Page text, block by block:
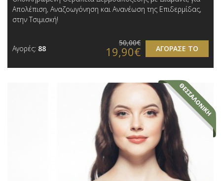
Απολέπιση, Αναζοωγόνηση και Ανανέωση της Επιδερμίδας,
στην Τσιμισκή!
Αγορές: 88 ΑΓΟΡΑΣΕ ΤΟ
50,00€
19,90€